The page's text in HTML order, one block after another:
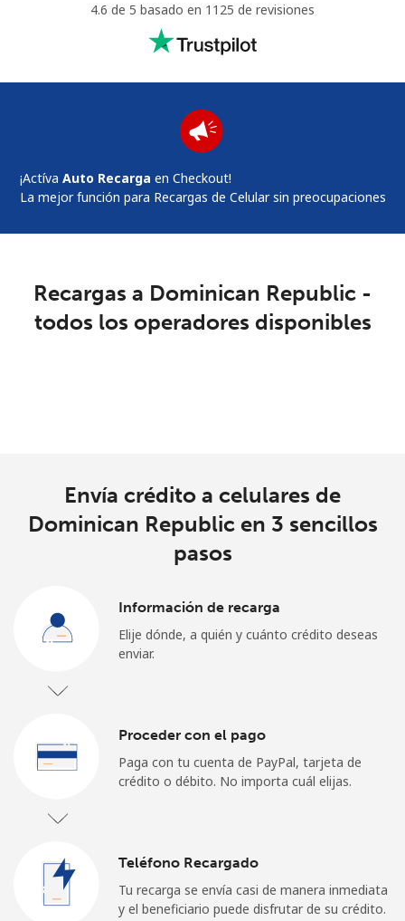
Una letra mayúscula y una minúscula
Mantente en contacto para recibir nuestras mejores
Únete
¿Olvidaste tu contraseña? →
4.6 de 5 basado en 1125 de revisiones
¡Actíva Auto Recarga en Checkout!
La mejor función para Recargas de Celular sin preocupaciones
Recargas a Dominican Republic -
todos los operadores disponibles
Envía crédito a celulares de
Dominican Republic en 3 sencillos
pasos
Información de recarga
Elije dónde, a quién y cuánto crédito deseas
enviar.
Proceder con el pago
Paga con tu cuenta de PayPal, tarjeta de
crédito o débito. No importa cuál elijas.
Teléfono Recargado
Tu recarga se envía casi de manera inmediata
y el beneficiario puede disfrutar de su crédito.